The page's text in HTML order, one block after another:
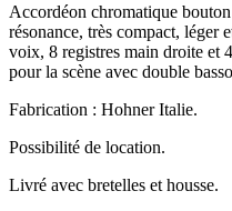
Accordéon chromatique
résonance, très compact, léger
voix, 8 registres main droite et
pour la scène avec double
Fabrication : Hohner Italie.
Possibilité de location.
Livré avec bretelles et housse.